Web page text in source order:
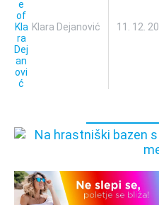
Klara Dejanović 11. 12.